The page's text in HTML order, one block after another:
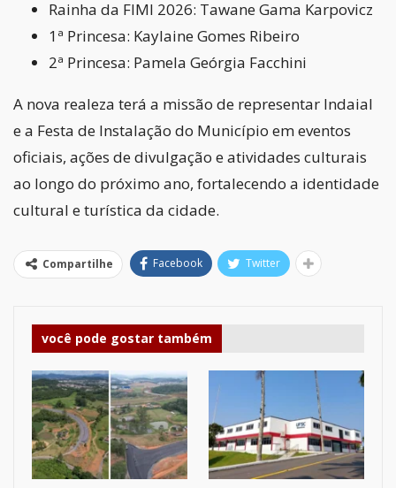
Rainha da FIMI 2026: Tawane Gama Karpovicz
1ª Princesa: Kaylaine Gomes Ribeiro
2ª Princesa: Pamela Geórgia Facchini
A nova realeza terá a missão de representar Indaial
e a Festa de Instalação do Município em eventos
oficiais, ações de divulgação e atividades culturais
ao longo do próximo ano, fortalecendo a identidade
cultural e turística da cidade.
Compartilhe Facebook Twitter
você pode gostar também